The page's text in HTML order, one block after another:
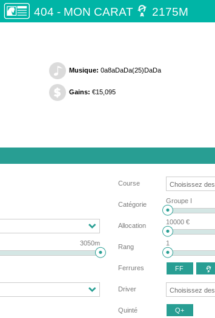
404 - MON CARAT  2175M
Musique: 0a8aDaDa(25)DaDa
Gains: €15,095
3050m
Course
Catégorie Groupe I
Allocation 10000 €
Rang 1
Ferrures FF 
Driver
Quinté Q+